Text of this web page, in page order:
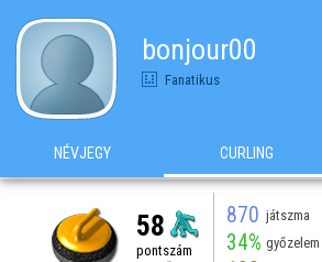
bonjour00
Fanatikus
NÉVJEGY CURLING
58
pontszám
870 játszma
34% győzelem